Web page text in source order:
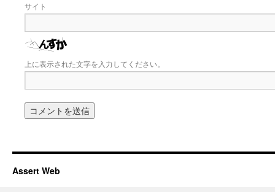
サイト
上に表示された文字を入力してください。
Assert Web